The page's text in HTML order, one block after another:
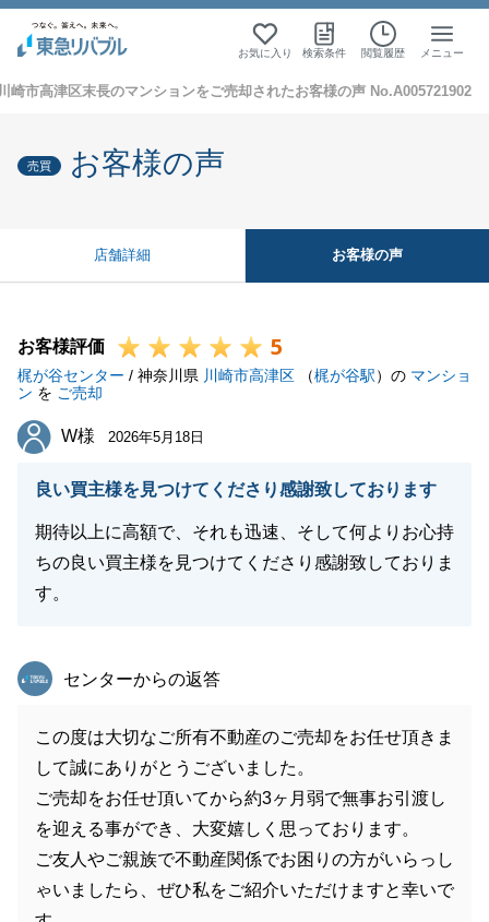
お気に入り 検索条件 閲覧履歴 メニュー
崎市高津区末長のマンションをご売却されたお客様の声 No.A005721902
売買 お客様の声
店舗詳細 お客様の声
お客様評価 5
梶が谷センター / 神奈川県 川崎市高津区 （梶が谷駅）の マンショ
ン を ご売却
W様
W様 2026年5月18日
良い買主様を見つけてくださり感謝致しております
期待以上に高額で、それも迅速、そして何よりお心持
ちの良い買主様を見つけてくださり感謝致しておりま
す。
東急リバブル
センターからの返答
この度は大切なご所有不動産のご売却をお任せ頂きま
して誠にありがとうございました。
ご売却をお任せ頂いてから約3ヶ月弱で無事お引渡し
を迎える事ができ、大変嬉しく思っております。
ご友人やご親族で不動産関係でお困りの方がいらっし
ゃいましたら、ぜひ私をご紹介いただけますと幸いで